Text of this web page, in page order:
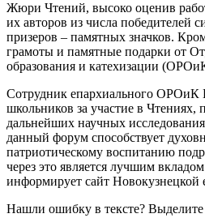
Жюри Чтений, высоко оценив
их авторов из числа победителей
призеров – памятных значков.
грамоты и памятные подарки от
образования и катехизации
Сотрудник епархиального ОРОиК
школьников за участие в Чтениях,
дальнейших научных
данный форум способствует
патриотическому воспитанию
через это является лучшим
информирует сайт Новокузнецкой
Нашли ошибку в тексте?